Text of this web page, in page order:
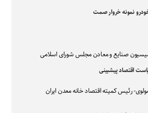
نمونه خروار صمت
صنایع و معادن مجلس شورای اسلامی
اقتصاد پیشبینی
رئیس کمیته اقتصاد خانه معدن ایران